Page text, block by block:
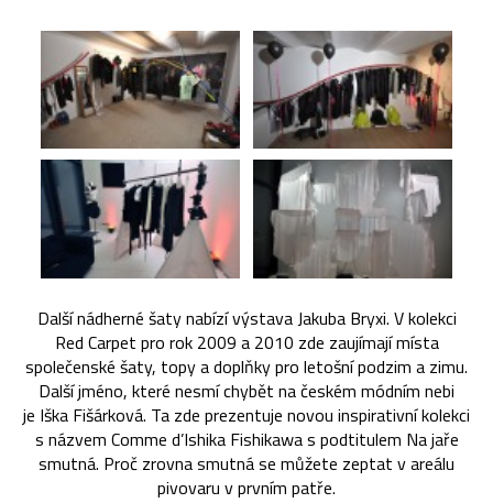
Další nádherné šaty nabízí výstava Jakuba Bryxi. V kolekci
Red Carpet pro rok 2009 a 2010 zde zaujímají místa
společenské šaty, topy a doplňky pro letošní podzim a zimu.
Další jméno, které nesmí chybět na českém módním nebi
je Iška Fišárková. Ta zde prezentuje novou inspirativní kolekci
s názvem Comme d’Ishika Fishikawa s podtitulem Na jaře
smutná. Proč zrovna smutná se můžete zeptat v areálu
pivovaru v prvním patře.